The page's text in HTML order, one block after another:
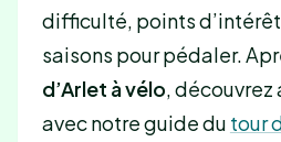
difficulté, points
saisons pour pédaler.
d’Arlet à vélo ,
avec notre guide du tour